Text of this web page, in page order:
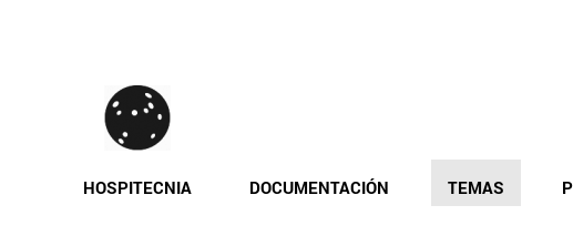
HOSPITECNIA DOCUMENTACIÓN TEMAS